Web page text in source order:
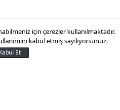
oynaklık
için çerezler kullanılmaktadır.
kabul etmiş sayılıyorsunuz.
Et